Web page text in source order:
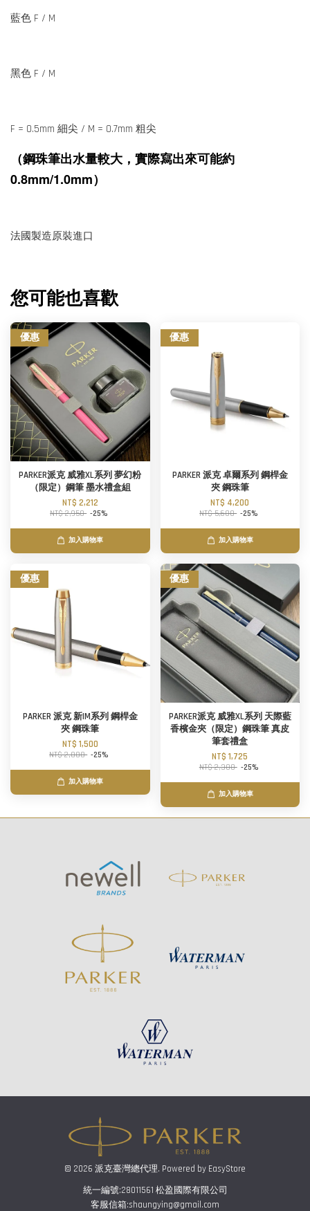
藍色 F / M
黑色 F / M
F = 0.5mm 細尖 / M = 0.7mm 粗尖
（鋼珠筆出水量較大，實際寫出來可能約
0.8mm/1.0mm）
法國製造原裝進口
您可能也喜歡
優惠
PARKER派克 威雅XL系列 夢幻粉
（限定）鋼筆 墨水禮盒組
NT$ 2,212
NT$ 2,950 -25%
加入購物車
優惠
PARKER 派克 卓爾系列 鋼桿金
夾 鋼珠筆
NT$ 4,200
NT$ 5,600 -25%
加入購物車
優惠
PARKER 派克 新IM系列 鋼桿金
夾 鋼珠筆
NT$ 1,500
NT$ 2,000 -25%
加入購物車
優惠
PARKER派克 威雅XL系列 天際藍
香檳金夾（限定）鋼珠筆 真皮
筆套禮盒
NT$ 1,725
NT$ 2,300 -25%
加入購物車
© 2026 派克臺灣總代理. Powered by EasyStore
統一編號:28011561 松盈國際有限公司
客服信箱:shaungying@gmail.com